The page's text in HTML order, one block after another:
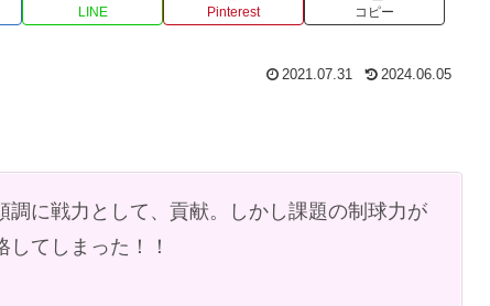
LINE Pinterest コピー
2021.07.31 2024.06.05
に戦力として、貢献。しかし課題の制球力が
てしまった！！